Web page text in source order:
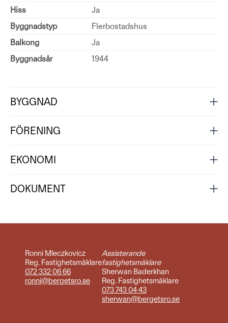
Hiss
Ja
Byggnadstyp
Flerbostadshus
Balkong
Ja
Byggnadsår
1944
BYGGNAD
FÖRENING
EKONOMI
DOKUMENT
Ronni Mleczkovicz
Reg. Fastighetsmäklare
072 332 06 66
ronni@bergetsro.se
Assisterande
fastighetsmäklare
Sherwan Baderkhan
Reg. Fastighetsmäklare
073 743 04 43
sherwan@bergetsro.se